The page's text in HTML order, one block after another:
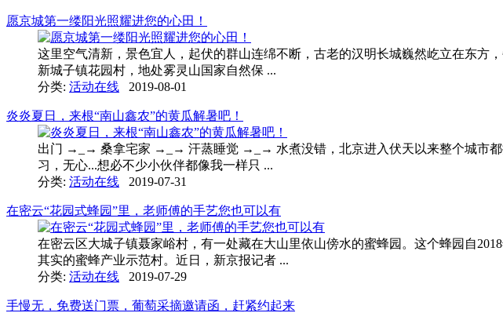
愿京城第一缕阳光照耀进您的心田！
这里空气清新，景色宜人，起伏的群山连绵不断，古老的汉明长城巍然屹立在东方
新城子镇花园村，地处雾灵山国家自然保 ...
分类: 活动在线 2019-08-01
炎炎夏日，来根“南山鑫农”的黄瓜解暑吧！
出门 →_→ 桑拿宅家 →_→ 汗蒸睡觉 →_→ 水煮没错，北京进入伏天以来整个城市都
习，无心...想必不少小伙伴都像我一样只 ...
分类: 活动在线 2019-07-31
在密云“花园式蜂园”里，老师傅的手艺您也可以有
在密云区大城子镇聂家峪村，有一处藏在大山里依山傍水的蜜蜂园。这个蜂园自
其实的蜜蜂产业示范村。近日，新京报记者 ...
分类: 活动在线 2019-07-29
手慢无，免费送门票，葡萄采摘邀请函，赶紧约起来